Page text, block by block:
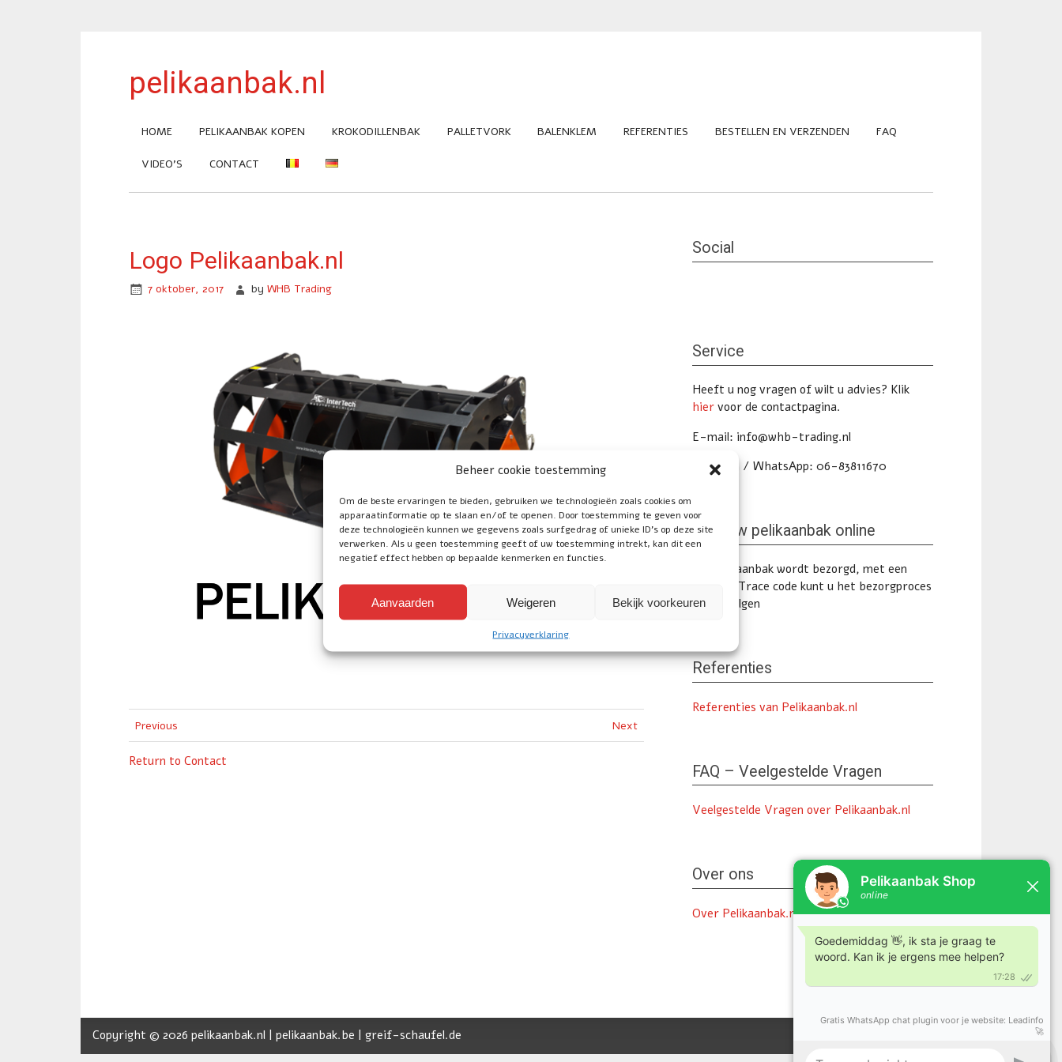
Beheer cookie toestemming
Om de beste ervaringen te bieden, gebruiken we technologieën zoals cookies om
apparaatinformatie op te slaan en/of te openen. Door toestemming te geven voor
deze technologieën kunnen we gegevens zoals surfgedrag of unieke ID's op deze site
verwerken. Als u geen toestemming geeft of uw toestemming intrekt, kan dit een
negatief effect hebben op bepaalde kenmerken en functies.
Aanvaarden Weigeren Bekijk voorkeuren
Privacyverklaring
pelikaanbak.nl
HOME PELIKAANBAK KOPEN KROKODILLENBAK PALLETVORK BALENKLEM REFERENTIES BESTELLEN EN VERZENDEN FAQ
VIDEO’S CONTACT
Logo Pelikaanbak.nl
7 oktober, 2017 by WHB Trading
Previous Next
Return to Contact
Social
Service
Heeft u nog vragen of wilt u advies? Klik
hiervoor de contactpagina.
E-mail: info@whb-trading.nl
Telefoon / WhatsApp: 06-83811670
Volg uw pelikaanbak online
Uw pelikaanbak wordt bezorgd, met een
Track & Trace code kunt u het bezorgproces
online volgen
Referenties
Referenties van Pelikaanbak.nl
FAQ – Veelgestelde Vragen
Veelgestelde Vragen over Pelikaanbak.nl
Over ons
Over Pelikaanbak.nl
Copyright © 2026 pelikaanbak.nl | pelikaanbak.be | greif-schaufel.de